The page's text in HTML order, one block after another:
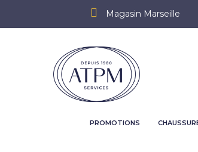
Magasin Marseille
PROMOTIONS